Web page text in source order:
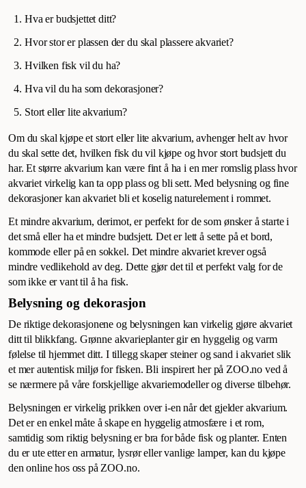
Hva er budsjettet ditt?
Hvor stor er plassen der du skal plassere akvariet?
Hvilken fisk vil du ha?
Hva vil du ha som dekorasjoner?
Stort eller lite akvarium?
Om du skal kjøpe et stort eller lite akvarium, avhenger helt av hvor
du skal sette det, hvilken fisk du vil kjøpe og hvor stort budsjett du
har. Et større akvarium kan være fint å ha i en mer romslig plass hvor
akvariet virkelig kan ta opp plass og bli sett. Med belysning og fine
dekorasjoner kan akvariet bli et koselig naturelement i rommet.
Et mindre akvarium, derimot, er perfekt for de som ønsker å starte i
det små eller ha et mindre budsjett. Det er lett å sette på et bord,
kommode eller på en sokkel. Det mindre akvariet krever også
mindre vedlikehold av deg. Dette gjør det til et perfekt valg for de
som ikke er vant til å ha fisk.
Belysning og dekorasjon
De riktige dekorasjonene og belysningen kan virkelig gjøre akvariet
ditt til blikkfang. Grønne akvarieplanter gir en hyggelig og varm
følelse til hjemmet ditt. I tillegg skaper steiner og sand i akvariet slik
et mer autentisk miljø for fisken. Bli inspirert her på ZOO.no ved å
se nærmere på våre forskjellige akvariemodeller og diverse tilbehør.
Belysningen er virkelig prikken over i-en når det gjelder akvarium.
Det er en enkel måte å skape en hyggelig atmosfære i et rom,
samtidig som riktig belysning er bra for både fisk og planter. Enten
du er ute etter en armatur, lysrør eller vanlige lamper, kan du kjøpe
den online hos oss på ZOO.no.